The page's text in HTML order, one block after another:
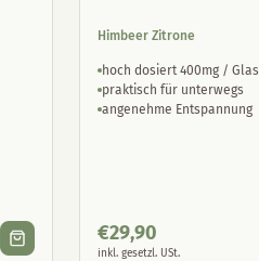
Himbeer Zitrone
hoch dosiert 400mg / Glas
praktisch für unterwegs
angenehme Entspannung
€29,90
inkl. gesetzl. USt.